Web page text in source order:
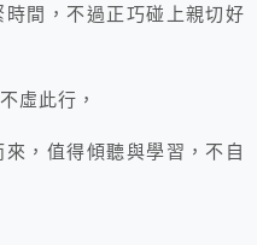
間，不過正巧碰上親切好
虛此行，
，值得傾聽與學習，不自